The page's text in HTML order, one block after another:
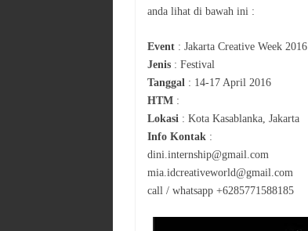
anda lihat di bawah ini :
Event : Jakarta Creative Week 2016
Jenis : Festival
Tanggal : 14-17 April 2016
HTM :
Lokasi : Kota Kasablanka, Jakarta
Info Kontak :
dini.internship@gmail.com
mia.idcreativeworld@gmail.com
call / whatsapp +6285771588185